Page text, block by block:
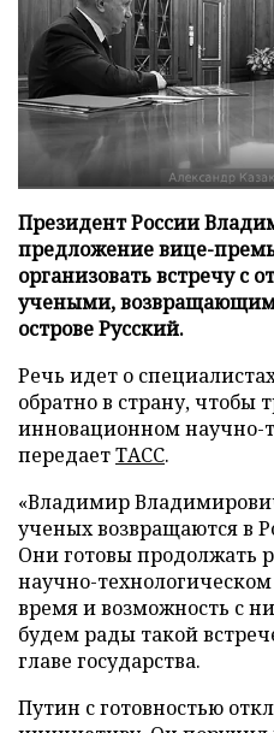
Президент России
предложение вице-
организовать встречу с
учеными,
острове Русский.
Речь идет о
обратно в страну, чтобы
инновационном научно-
передаетТАСС.
«Владимир
ученых возвращаются в
Они готовы продолжать
научно-
время и возможность с
будем рады такой
главе государства.
Путин с готовностью